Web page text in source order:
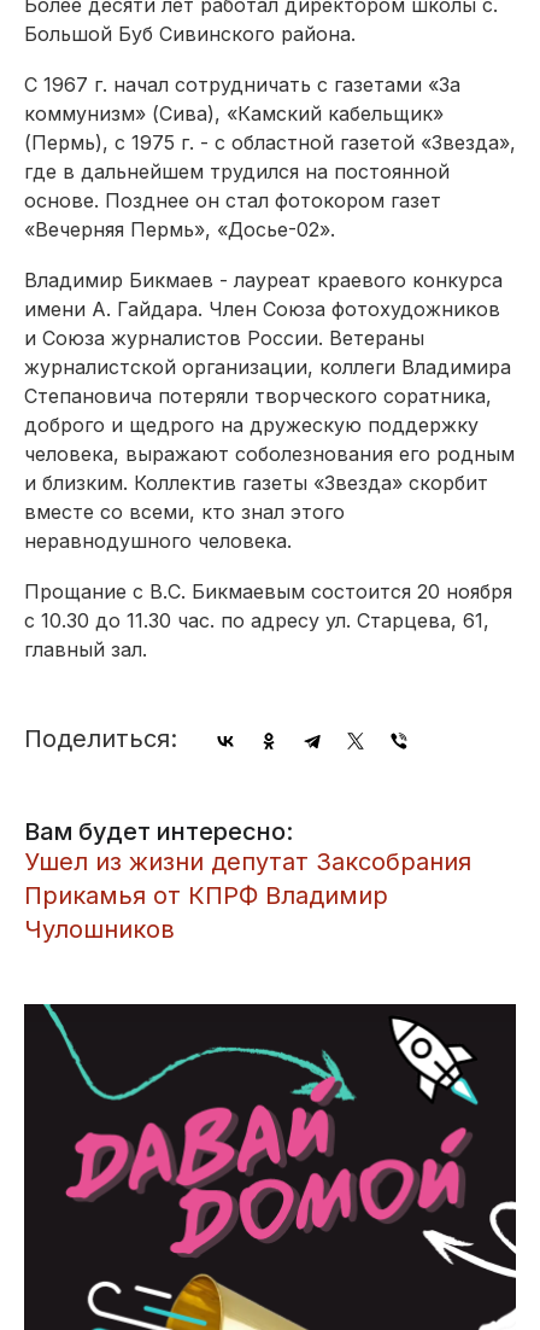
Большой Буб Сивинского района.
С 1967 г. начал сотрудничать с газетами «За
коммунизм» (Сива), «Камский кабельщик»
(Пермь), с 1975 г. - с областной газетой «Звезда»,
где в дальнейшем трудился на постоянной
основе. Позднее он стал фотокором газет
«Вечерняя Пермь», «Досье-02».
Владимир Бикмаев - лауреат краевого конкурса
имени А. Гайдара. Член Союза фотохудожников
и Союза журналистов России. Ветераны
журналистской организации, коллеги Владимира
Степановича потеряли творческого соратника,
доброго и щедрого на дружескую поддержку
человека, выражают соболезнования его родным
и близким. Коллектив газеты «Звезда» скорбит
вместе со всеми, кто знал этого
неравнодушного человека.
Прощание с В.С. Бикмаевым состоится 20 ноября
с 10.30 до 11.30 час. по адресу ул. Старцева, 61,
главный зал.
Поделиться:
Вам будет интересно:
Ушел из жизни депутат Заксобрания
Прикамья от КПРФ Владимир
Чулошников